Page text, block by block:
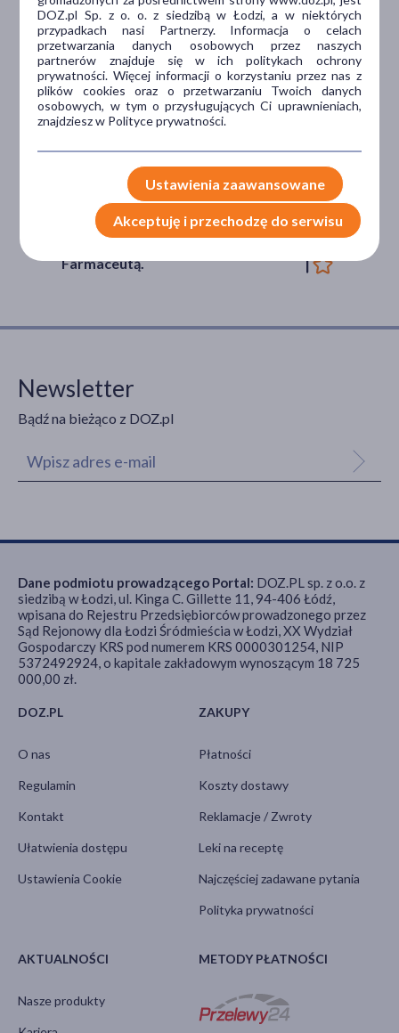
Bezpłatna Infolinia dla
Pacjentów.
Bezpieczeństwo
Weryfikacja interakcji leków.
Encyklopedia leków i ziół
Wsparcie w leczeniu
Farmaceutą.
Newsletter
Bądź na bieżąco z DOZ.pl
DOZ.PL
O nas
Regulamin
Kontakt
Ułatwienia dostępu
Ustawienia Cookie
ZAKUPY
Płatności
Koszty dostawy
Reklamacje / Zwroty
Leki na receptę
Najczęściej zadawane pytania
Polityka prywatności
AKTUALNOŚCI
Nasze produkty
METODY PŁATNOŚCI
Dane podmiotu prowadzącego Portal: DOZ.PL sp. z o.o. z
siedzibą w Łodzi, ul. Kinga C. Gillette 11, 94-406 Łódź,
wpisana do Rejestru Przedsiębiorców prowadzonego przez
Sąd Rejonowy dla Łodzi Śródmieścia w Łodzi, XX Wydział
Gospodarczy KRS pod numerem KRS 0000301254, NIP
5372492924, o kapitale zakładowym wynoszącym 18 725
000,00 zł.
DOZ.pl Sp. z o. o. z siedzibą w Łodzi, a w niektórych
przypadkach nasi Partnerzy. Informacja o celach
przetwarzania danych osobowych przez naszych
partnerów znajduje się w ich politykach ochrony
prywatności. Więcej informacji o korzystaniu przez nas z
plików cookies oraz o przetwarzaniu Twoich danych
osobowych, w tym o przysługujących Ci uprawnieniach,
znajdziesz w Polityce prywatności.
Ustawienia zaawansowane
Akceptuję i przechodzę do serwisu